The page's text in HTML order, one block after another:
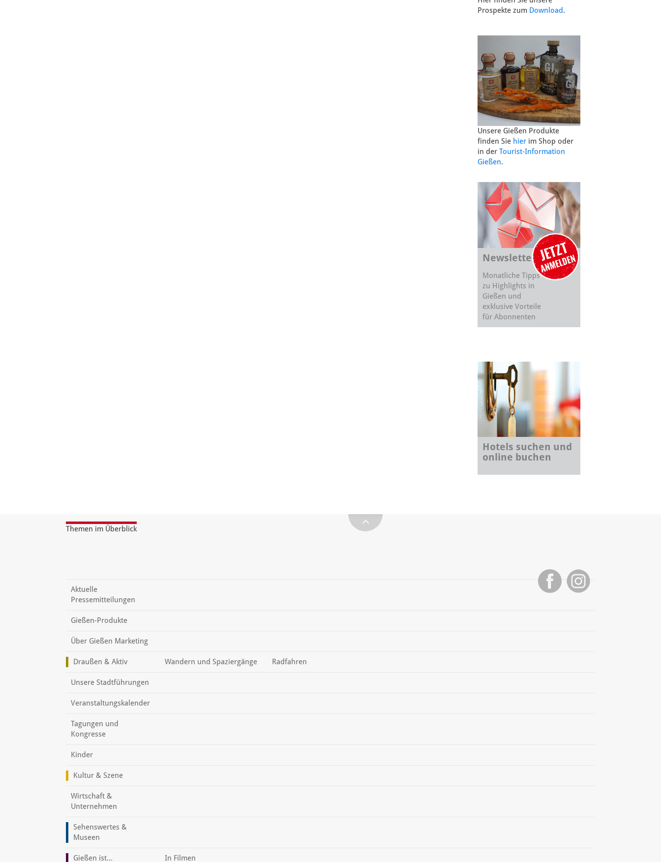
Prospekte zum Download.
Unsere Gießen Produkte
finden Sie hierim Shop oder
in der Tourist-Information
Gießen.
Newsletter
Monatliche Tipps
zu Highlights in
Gießen und
exklusive Vorteile
für Abonnenten
Hotels suchen und
online buchen
Themen im Überblick
Aktuelle
Pressemitteilungen
Gießen-Produkte
Über Gießen Marketing
Draußen & Aktiv Wandern und Spaziergänge Radfahren
Unsere Stadtführungen
Veranstaltungskalender
Tagungen und
Kongresse
Kinder
Kultur & Szene
Wirtschaft &
Unternehmen
Sehenswertes &
Museen
Gießen ist... In Filmen